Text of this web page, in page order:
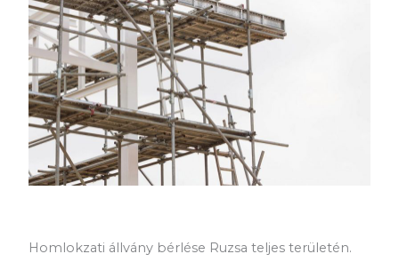
Homlokzati állvány bérlése Ruzsa teljes területén.